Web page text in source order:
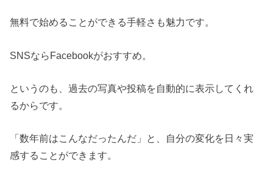
無料で始めることができる手軽さも魅力です。
SNSならFacebookがおすすめ。
というのも、過去の写真や投稿を自動的に表示してくれ
るからです。
「数年前はこんなだったんだ」と、自分の変化を日々実
感することができます。